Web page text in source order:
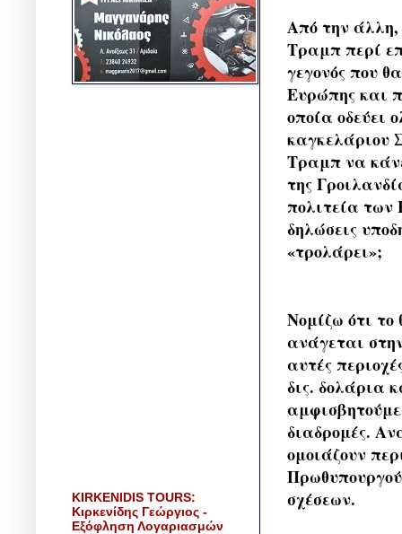
​Από την άλλη,
Τραμπ περί
γεγονός που
Ευρώπης και
οποία οδεύει
καγκελάριου
Τραμπ να
της
πολιτεία των
δηλώσεις
«τρολάρει»;
Νομίζω ότι
ανάγεται
αυτές
δις. δολάρια
διαδρομές.
ομοιάζουν
σχέσεων.
KIRKENIDIS TOURS:
Κιρκενίδης Γεώργιος -
Εξόφληση Λογαριασμών